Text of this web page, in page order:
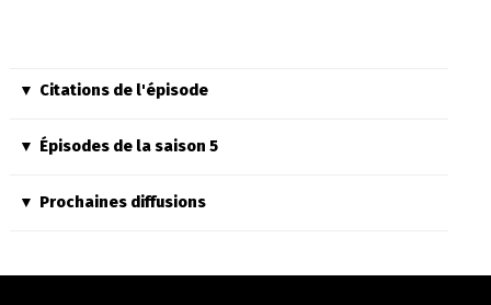
Citations de l'épisode
Épisodes de la saison 5
Prochaines diffusions